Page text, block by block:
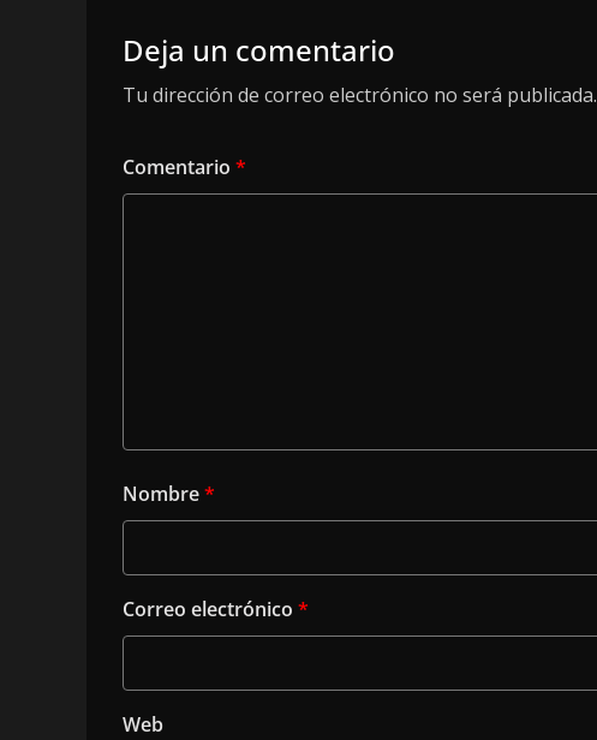
Deja un comentario
Tu dirección de correo electrónico no será publicada.
Comentario *
Nombre*
Correo electrónico *
Web